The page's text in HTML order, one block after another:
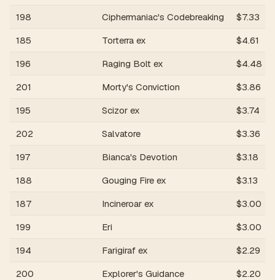
198
Ciphermaniac's Codebreaking $7.33
185
Torterra ex $4.61
196
Raging Bolt ex $4.48
201
Morty's Conviction $3.86
195
Scizor ex $3.74
202
Salvatore $3.36
197
Bianca's Devotion $3.18
188
Gouging Fire ex $3.13
187
Incineroar ex $3.00
199
Eri $3.00
194
Farigiraf ex $2.29
200
Explorer's Guidance $2.20